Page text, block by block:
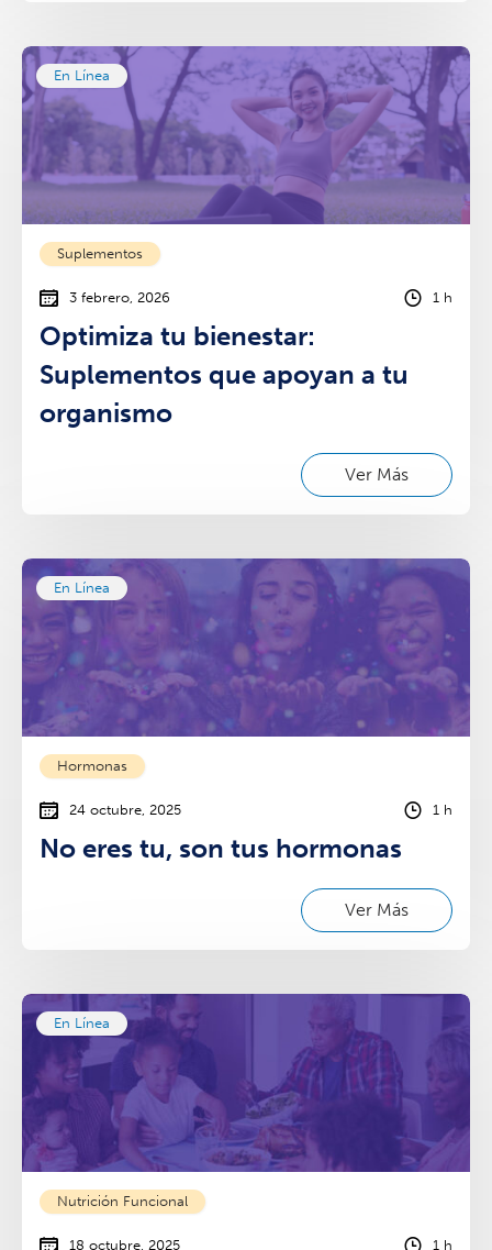
En Línea
Suplementos
3 febrero, 2026 1 h
Optimiza tu bienestar:
Suplementos que apoyan a tu
organismo
Ver Más
En Línea
Hormonas
24 octubre, 2025 1 h
No eres tu, son tus hormonas
Ver Más
En Línea
Nutrición Funcional
18 octubre, 2025 1 h